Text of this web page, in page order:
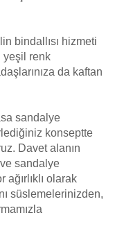
bindallısı hizmeti
yeşil renk
da kaftan
sandalye
konseptte
Davet alanın
sandalye
olarak
süslemelerinizden,